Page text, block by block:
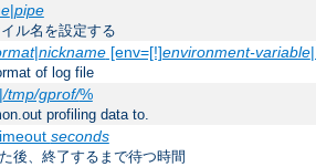
|pipe
ル名を設定する
|nickname[env=[!]environment-variable
of log file
/tmp/gprof/%
profiling data to.
seconds
後、終了するまで待つ時間